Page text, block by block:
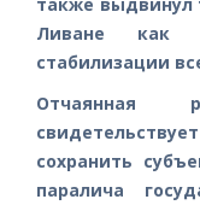
Ливане как
стабилизации
Отчаянная
сохранить
паралича